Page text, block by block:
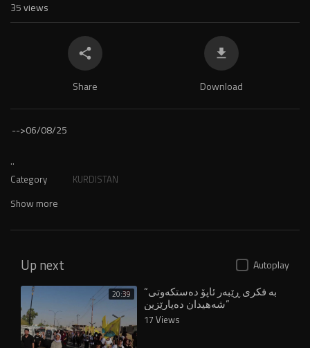
35views
Share Download
-->06/08/25
..
Category KURDISTAN
Show more
Up next Autoplay
20:39 “بە فکری ڕێبەر ئاپۆ دەستکەوتی
شەهیدان دەپارێزین”
17 Views